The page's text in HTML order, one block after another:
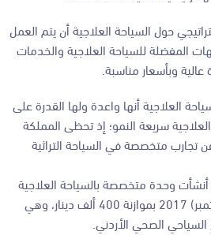
حول السياحة العلاجية أن يتم العمل
المفضلة للسياحة العلاجية والخدمات
عالية وبأسعار مناسبة.
العلاجية أنها واعدة ولها القدرة على
سريعة النمو؛ إذ تحظى المملكة
تجارب متخصصة في السياحة التراثية
وحدة متخصصة بالسياحة العلاجية
والاستشفائية في أيلول (سبتمبر) 2017 بموازنة 400 ألف دينار، وهي
الصحي الأردني.